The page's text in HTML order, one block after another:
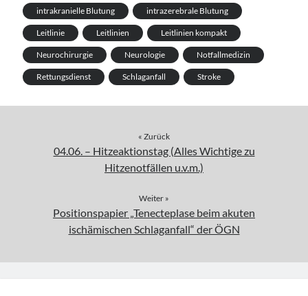
intrakranielle Blutung intrazerebrale Blutung
Leitlinie Leitlinien Leitlinien kompakt
Neurochirurgie Neurologie Notfallmedizin
Rettungsdienst Schlaganfall Stroke
« Zurück
04.06. – Hitzeaktionstag (Alles Wichtige zu
Hitzenotfällen u.v.m.)
Weiter »
Positionspapier „Tenecteplase beim akuten
ischämischen Schlaganfall“ der ÖGN